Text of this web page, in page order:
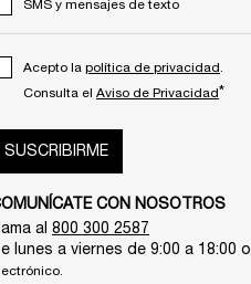
SMS y mensajes de texto
Acepto la política de privacidad.
Consulta el Aviso de Privacidad*
SUSCRIBIRME
CON NOSOTROS
al 800 300 2587
lunes a viernes de 9:00 a 18:00 o